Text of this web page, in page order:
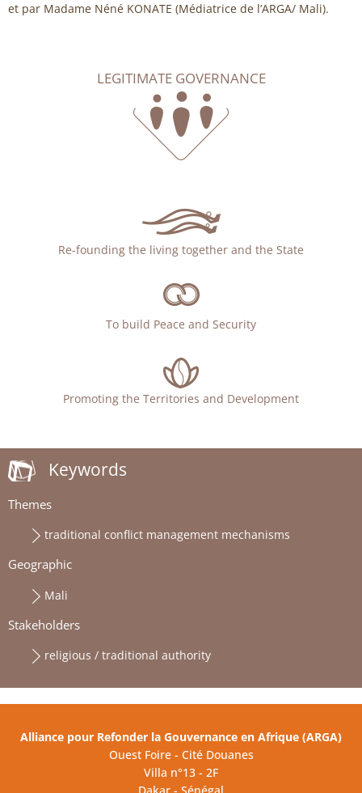
et par Madame Néné KONATE (Médiatrice de l’ARGA/ Mali).
LEGITIMATE GOVERNANCE
Re-founding the living together and the State
To build Peace and Security
Promoting the Territories and Development
Keywords
Themes
traditional conflict management mechanisms
Geographic
Mali
Stakeholders
religious / traditional authority
Alliance pour Refonder la Gouvernance en Afrique (ARGA)
Ouest Foire - Cité Douanes
Villa n°13 - 2F